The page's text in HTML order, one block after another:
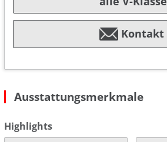
Kontakt
Ausstattungsmerkmale
Highlights